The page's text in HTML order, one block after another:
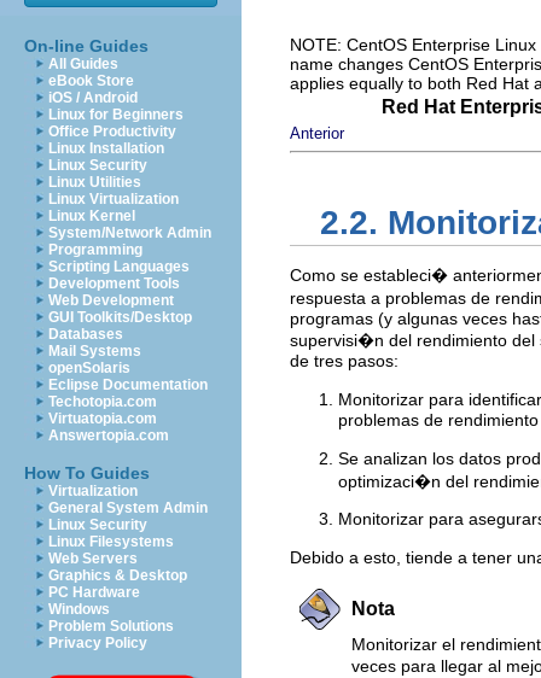
On-line Guides
All Guides
eBook Store
iOS / Android
Linux for Beginners
Office Productivity
Linux Installation
Linux Security
Linux Utilities
Linux Virtualization
Linux Kernel
System/Network Admin
Programming
Scripting Languages
Development Tools
Web Development
GUI Toolkits/Desktop
Databases
Mail Systems
openSolaris
Eclipse Documentation
Techotopia.com
Virtuatopia.com
Answertopia.com
How To Guides
Virtualization
General System Admin
Linux Security
Linux Filesystems
Web Servers
Graphics & Desktop
PC Hardware
Windows
Problem Solutions
Privacy Policy
NOTE: CentOS Enterprise
name changes CentOS
applies equally to both Red Hat
Red Hat
Anterior
2.2.
Como se estableci�
respuesta a problemas de
programas (y algunas veces
supervisi�n del rendimiento del
de tres pasos:
Monitorizar para
problemas de rendimiento
Se analizan los datos
optimizaci�n del
Monitorizar para
Debido a esto, tiende a tener
Nota
Monitorizar el
veces para llegar al